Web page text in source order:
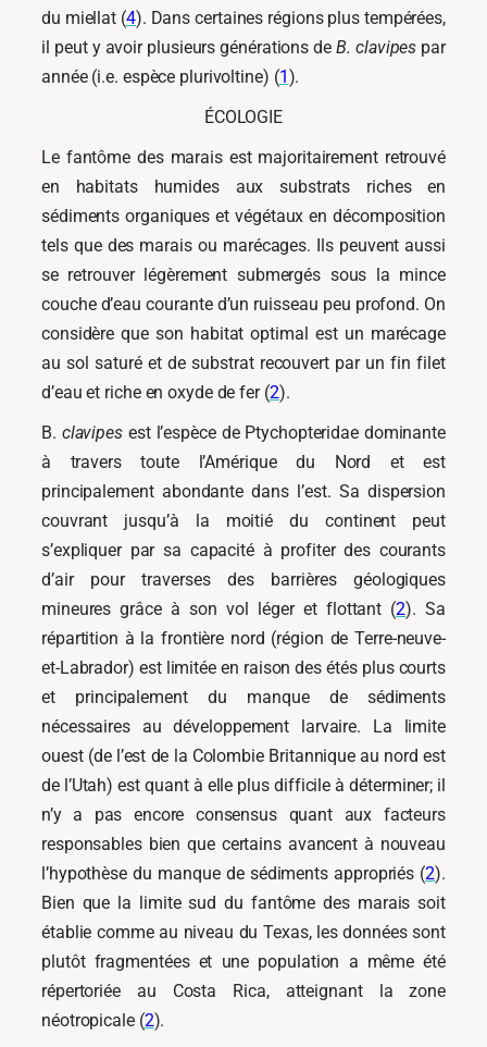
du miellat (4). Dans certaines régions plus tempérées,
il peut y avoir plusieurs générations deB. clavipes par
année (i.e. espèce plurivoltine) (1).
ÉCOLOGIE
Le fantôme des marais est majoritairement retrouvé
en habitats humides aux substrats riches en
sédiments organiques et végétaux en décomposition
tels que des marais ou marécages. Ils peuvent aussi
se retrouver légèrement submergés sous la mince
couche d’eau courante d’un ruisseau peu profond. On
considère que son habitat optimal est un marécage
au sol saturé et de substrat recouvert par un fin filet
d’eau et riche en oxyde de fer (2).
B. clavipesest l’espèce de Ptychopteridae dominante
à travers toute l’Amérique du Nord et est
principalement abondante dans l’est. Sa dispersion
couvrant jusqu’à la moitié du continent peut
s’expliquer par sa capacité à profiter des courants
d’air pour traverses des barrières géologiques
mineures grâce à son vol léger et flottant (2). Sa
répartition à la frontière nord (région de Terre-neuve-
et-Labrador) est limitée en raison des étés plus courts
et principalement du manque de sédiments
nécessaires au développement larvaire. La limite
ouest (de l’est de la Colombie Britannique au nord est
de l’Utah) est quant à elle plus difficile à déterminer; il
n’y a pas encore consensus quant aux facteurs
responsables bien que certains avancent à nouveau
l’hypothèse du manque de sédiments appropriés (2).
Bien que la limite sud du fantôme des marais soit
établie comme au niveau du Texas, les données sont
plutôt fragmentées et une population a même été
répertoriée au Costa Rica, atteignant la zone
néotropicale (2).